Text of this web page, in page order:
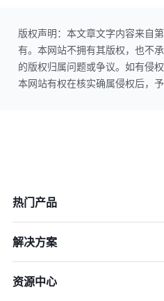
版权声明：本文章文字内容来自
有。本网站不拥有其版权，也不
的版权归属问题或争议。如有侵权
本网站有权在核实确属侵权后，予
热门产品
解决方案
资源中心